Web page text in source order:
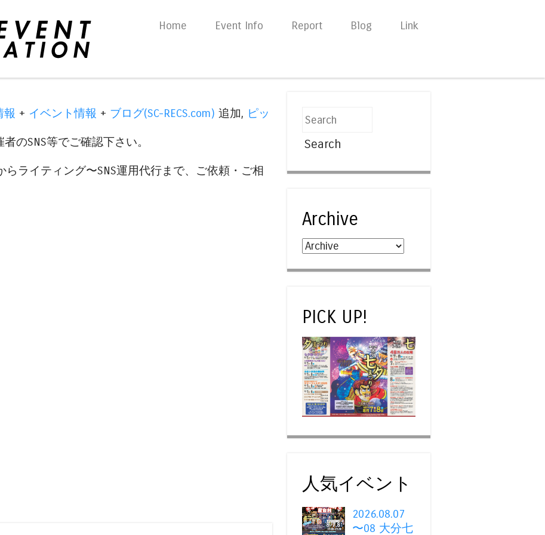
Skip to content
Home Event Info Report Blog Link
報 + イベント情報 + ブログ(SC-RECS.com) 追加, ピッ
のSNS等でご確認下さい。
ライティング〜SNS運用代行まで、ご依頼・ご相
Search
Archive
PICK UP!
人気イベント
2026.08.07
〜08 大分七